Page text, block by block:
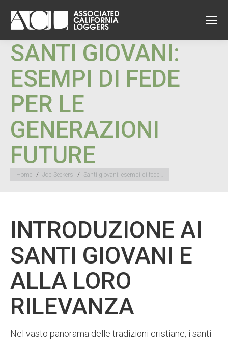
SANTI GIOVANI:
ESEMPI DI FEDE
PER LE
GENERAZIONI
FUTURE
You are here:
Home Job Seekers Santi giovani: esempi di fede…
INTRODUZIONE AI
SANTI GIOVANI E
ALLA LORO
RILEVANZA
Nel vasto panorama delle tradizioni cristiane, i santi